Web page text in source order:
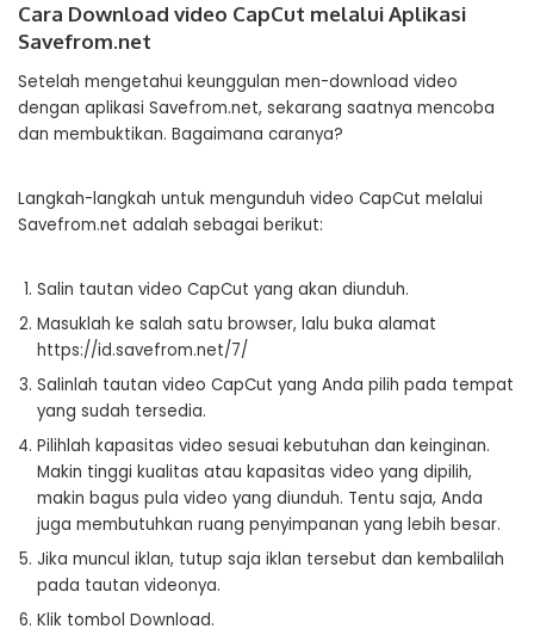
Cara Download video CapCut melalui Aplikasi
Savefrom.net
Setelah mengetahui keunggulan men-download video
dengan aplikasi Savefrom.net, sekarang saatnya mencoba
dan membuktikan. Bagaimana caranya?
Langkah-langkah untuk mengunduh video CapCut melalui
Savefrom.net adalah sebagai berikut:
Salin tautan video CapCut yang akan diunduh.
Masuklah ke salah satu browser, lalu buka alamat
https://id.savefrom.net/7/
Salinlah tautan video CapCut yang Anda pilih pada tempat
yang sudah tersedia.
Pilihlah kapasitas video sesuai kebutuhan dan keinginan.
Makin tinggi kualitas atau kapasitas video yang dipilih,
makin bagus pula video yang diunduh. Tentu saja, Anda
juga membutuhkan ruang penyimpanan yang lebih besar.
Jika muncul iklan, tutup saja iklan tersebut dan kembalilah
pada tautan videonya.
Klik tombol Download.